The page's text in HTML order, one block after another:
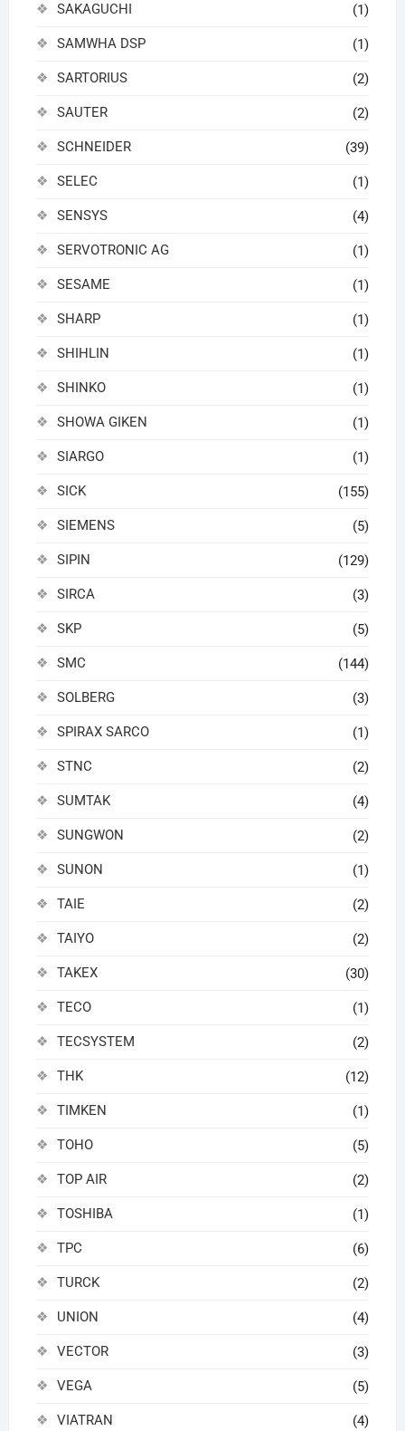
SAKAGUCHI (1)
SAMWHA DSP (1)
SARTORIUS (2)
SAUTER (2)
SCHNEIDER (39)
SELEC (1)
SENSYS (4)
SERVOTRONIC AG (1)
SESAME (1)
SHARP (1)
SHIHLIN (1)
SHINKO (1)
SHOWA GIKEN (1)
SIARGO (1)
SICK (155)
SIEMENS (5)
SIPIN (129)
SIRCA (3)
SKP (5)
SMC (144)
SOLBERG (3)
SPIRAX SARCO (1)
STNC (2)
SUMTAK (4)
SUNGWON (2)
SUNON (1)
TAIE (2)
TAIYO (2)
TAKEX (30)
TECO (1)
TECSYSTEM (2)
THK (12)
TIMKEN (1)
TOHO (5)
TOP AIR (2)
TOSHIBA (1)
TPC (6)
TURCK (2)
UNION (4)
VECTOR (3)
VEGA (5)
VIATRAN (4)